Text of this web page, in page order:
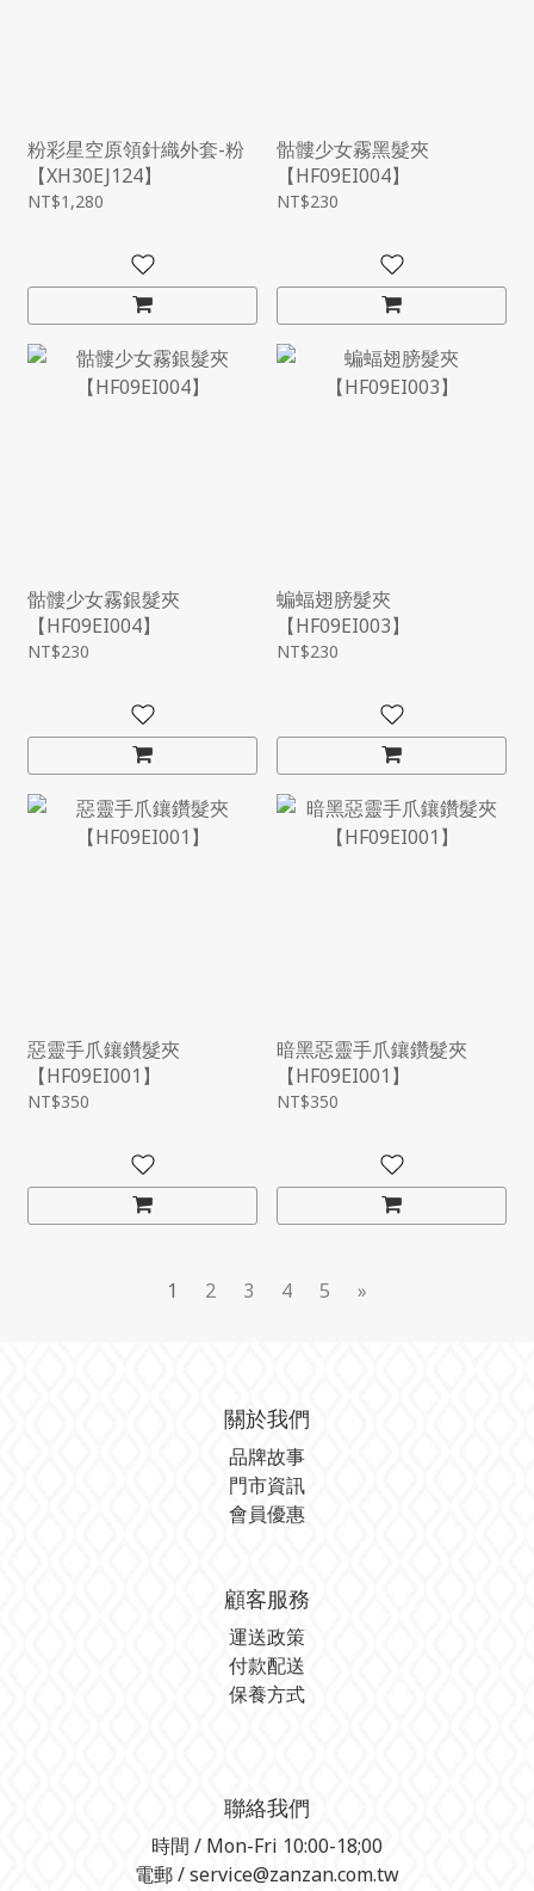
粉彩星空原領針織外套-粉
【XH30EJ124】
NT$1,280
骷髏少女霧黑髮夾
【HF09EI004】
NT$230
骷髏少女霧銀髮夾
【HF09EI004】
NT$230
蝙蝠翅膀髮夾
【HF09EI003】
NT$230
惡靈手爪鑲鑽髮夾
【HF09EI001】
NT$350
暗黑惡靈手爪鑲鑽髮夾
【HF09EI001】
NT$350
1 2 3 4 5 »
關於我們
品牌故事
門市資訊
會員優惠
顧客服務
運送政策
付款配送
保養方式
聯絡我們
時間 / Mon-Fri 10:00-18;00
電郵 / service@zanzan.com.tw